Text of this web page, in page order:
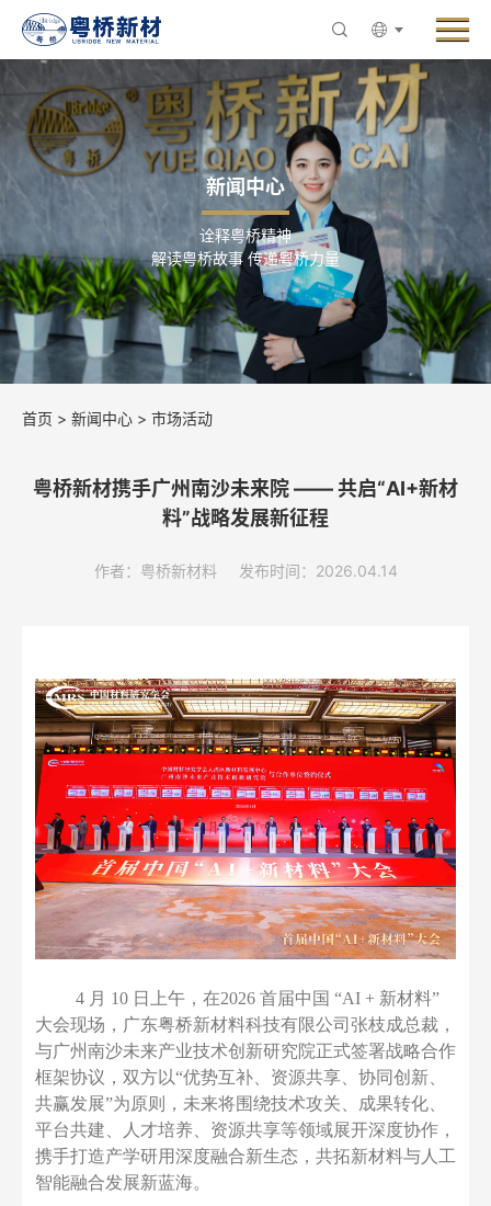
走进粤桥
产品与业务
创新与研发
新闻中心
ESG与可持续发展
人力资源
联系粤桥
新闻中心
诠释粤桥精神
解读粤桥故事 传递粤桥力量
首页 > 新闻中心 > 市场活动
粤桥新材携手广州南沙未来院 —— 共启“AI+新材
料”战略发展新征程
作者：粤桥新材料 发布时间：2026.04.14
4 月 10 日上午，在2026 首届中国 “AI + 新材料”
大会现场，广东粤桥新材料科技有限公司张枝成总裁，
与广州南沙未来产业技术创新研究院正式签署战略合作
框架协议，双方以“优势互补、资源共享、协同创新、
共赢发展”为原则，未来将围绕技术攻关、成果转化、
平台共建、人才培养、资源共享等领域展开深度协作，
携手打造产学研用深度融合新生态，共拓新材料与人工
智能融合发展新蓝海。